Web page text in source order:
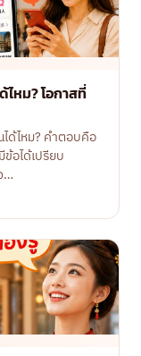
ไหม? โอกาสที่
ด้ไหม? คำตอบคือ
อได้เปรียบ
…